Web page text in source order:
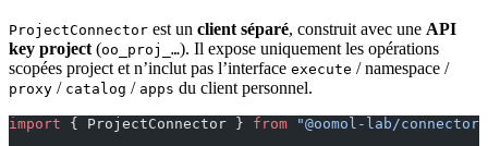
ProjectConnector est un client séparé, construit avec une API
key project (oo_proj_…). Il expose uniquement les opérations
scopées project et n’inclut pas l’interface execute / namespace /
proxy / catalog / apps du client personnel.
import { ProjectConnector } from "@oomol-lab/connector"